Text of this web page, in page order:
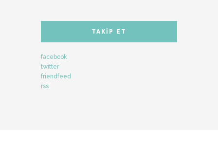
TAKIP ET
facebook
twitter
friendfeed
rss